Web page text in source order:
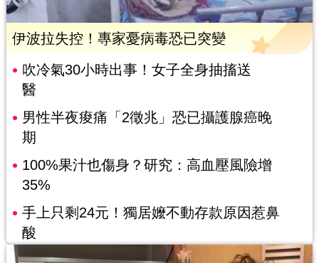
伊波拉失控！專家憂病毒恐已突變
吹冷氣30小時出事！女子全身抽搐送
醫
男性半夜痠痛「2徵兆」恐已攝護腺癌晚
期
100%果汁也傷身？研究：高血壓風險增
35%
手上只剩24元！獨居嬤不動存款原因惹鼻
酸